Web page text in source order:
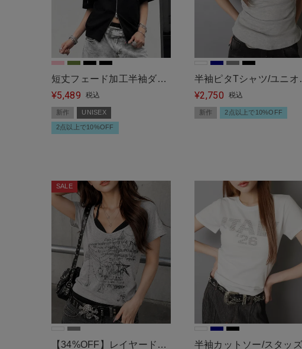
短丈フェード加工半袖ダブ
ルジップパーカー/ラインス
トーンロゴ
¥5,489 税込
新作 UNISEX
2点以上で10%OFF
半袖ピタTシャツ/ユニオ
ジャック/#ストリート女
¥2,750 税込
新作 2点以上で10%OFF
SALE
【34%OFF】レイヤード風 半袖カットソー/スタッ